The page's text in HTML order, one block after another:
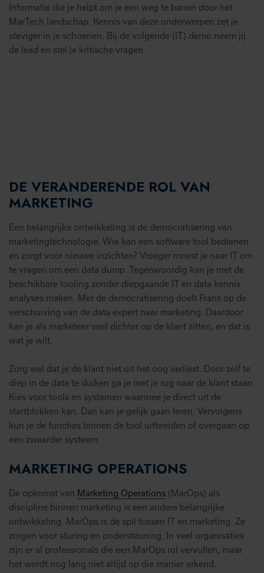
Informatie die je helpt om je een weg te banen door het
MarTech landschap. Kennis van deze onderwerpen zet je
steviger in je schoenen. Bij de volgende (IT) demo neem jij
de lead en stel je kritische vragen.
DE VERANDERENDE ROL VAN
MARKETING
Een belangrijke ontwikkeling is de democratisering van
marketingtechnologie. Wie kan een software tool bedienen
en zorgt voor nieuwe inzichten? Vroeger moest je naar IT om
te vragen om een data dump. Tegenwoordig kan je met de
beschikbare tooling zonder diepgaande IT en data kennis
analyses maken. Met de democratisering doelt Frans op de
verschuiving van de data expert naar marketing. Daardoor
kan je als marketeer veel dichter op de klant zitten, en dat is
wat je wilt.
Zorg wel dat je de klant niet uit het oog verliest. Door zelf te
diep in de data te duiken ga je met je rug naar de klant staan.
Kies voor tools en systemen waarmee je direct uit de
startblokken kan. Dan kan je gelijk gaan leren. Vervolgens
kun je de functies binnen de tool uitbreiden of overgaan op
een zwaarder systeem.
MARKETING OPERATIONS
De opkomst van Marketing Operations (MarOps) als
discipline binnen marketing is een andere belangrijke
ontwikkeling. MarOps is de spil tussen IT en marketing. Ze
zorgen voor sturing en ondersteuning. In veel organisaties
zijn er al professionals die een MarOps rol vervullen, maar
het wordt nog lang niet altijd op die manier erkend.